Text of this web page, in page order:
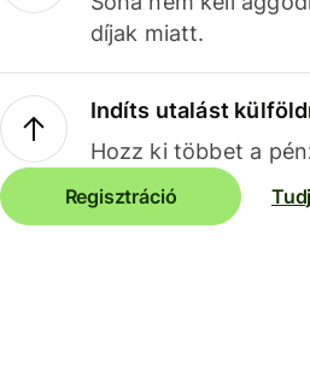
díjak miatt.
Indíts utalást
Hozz ki többet a
Regisztráció